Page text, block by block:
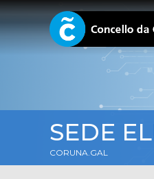
SEDE
CORUNA.GAL